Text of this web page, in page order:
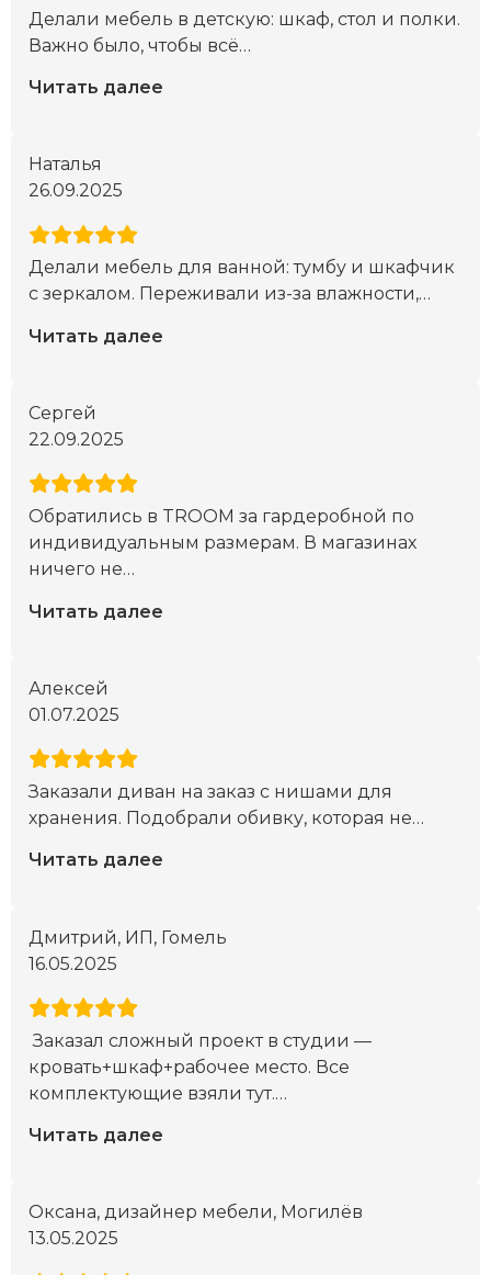
Делали мебель в детскую: шкаф, стол и полки.
Важно было, чтобы всё…
Читать далее
Наталья
26.09.2025
Делали мебель для ванной: тумбу и шкафчик
с зеркалом. Переживали из-за влажности,…
Читать далее
Сергей
22.09.2025
Обратились в TROOM за гардеробной по
индивидуальным размерам. В магазинах
ничего не…
Читать далее
Алексей
01.07.2025
Заказали диван на заказ с нишами для
хранения. Подобрали обивку, которая не…
Читать далее
Дмитрий, ИП, Гомель
16.05.2025
Заказал сложный проект в студии —
кровать+шкаф+рабочее место. Все
комплектующие взяли тут.…
Читать далее
Оксана, дизайнер мебели, Могилёв
13.05.2025